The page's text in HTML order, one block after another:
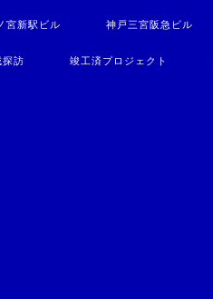
宮新駅ビル 神戸三宮阪急ビル
探訪 竣工済プロジェクト